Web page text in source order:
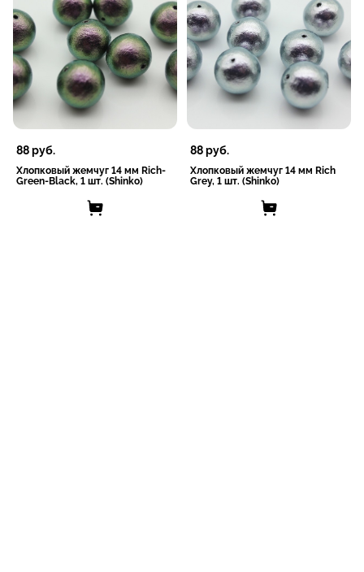
88руб.
Хлопковый жемчуг 14 мм Rich-
Green-Black, 1 шт. (Shinko)
88руб.
Хлопковый жемчуг 14 мм Rich
Grey, 1 шт. (Shinko)